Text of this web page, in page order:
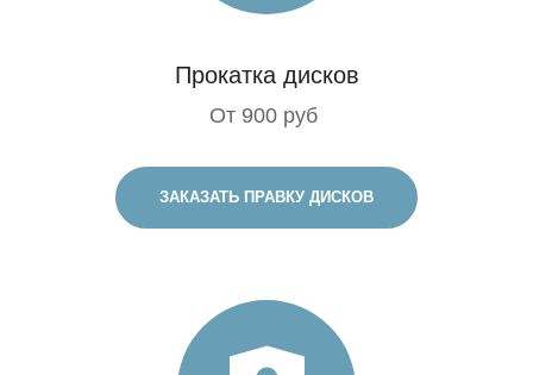
Прокатка дисков
От 900 руб
ЗАКАЗАТЬ ПРАВКУ ДИСКОВ